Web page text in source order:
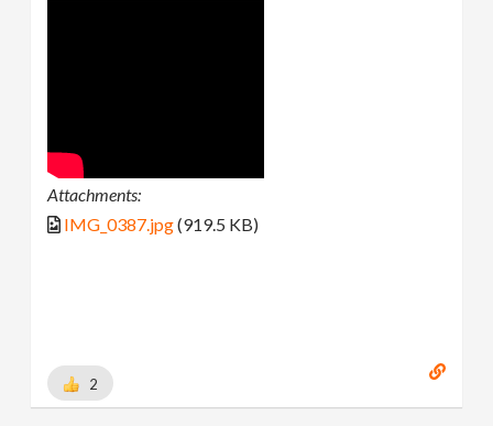
Attachments:
IMG_0387.jpg(919.5 KB)
2